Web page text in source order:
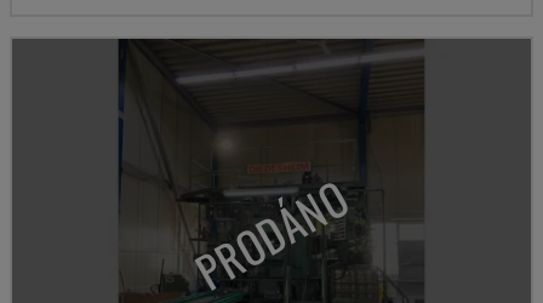
PRODÁNO